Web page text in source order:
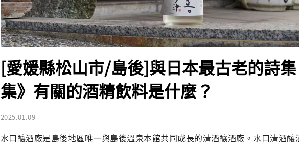
[愛媛縣松山市/島後]與日本最古老的詩
集》有關的酒精飲料是什麼？
2025.01.09
水口釀酒廠是島後地區唯一與島後溫泉本館共同成長的清酒釀酒廠。水口清酒釀